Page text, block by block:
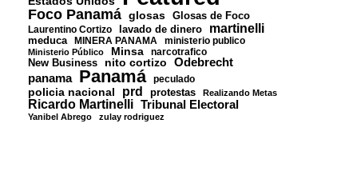
Foco Panamá glosas Glosas de Foco
Laurentino Cortizo lavado de dinero martinelli
meduca MINERA PANAMA ministerio publico
Ministerio Público Minsa
narcotrafico
New Business
nito cortizo Odebrecht
panama Panamá peculado
policia nacional prd protestas Realizando Metas
Ricardo Martinelli Tribunal Electoral
Yanibel Abrego zulay rodriguez